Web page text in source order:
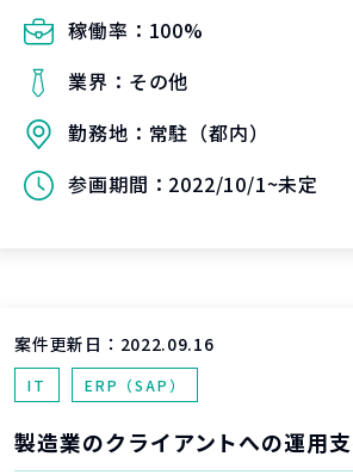
稼働率： 100%
業界： その他
勤務地： 常駐（都内）
参画期間： 2022/10/1~未定
案件更新日： 2022.09.16
IT ERP（SAP）
製造業のクライアントへの運用